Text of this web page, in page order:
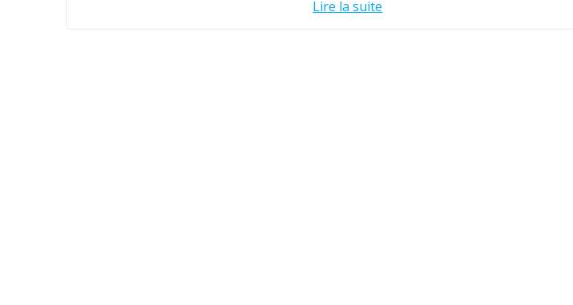
Lire la suite